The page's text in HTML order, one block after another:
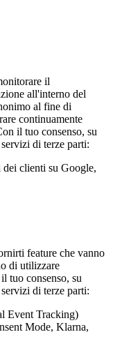
il
all'interno del
al fine di
continuamente
il tuo consenso, su
di terze parti:
clienti su Google,
feature che vanno
di utilizzare
tuo consenso, su
di terze parti:
Event Tracking)
Mode, Klarna,